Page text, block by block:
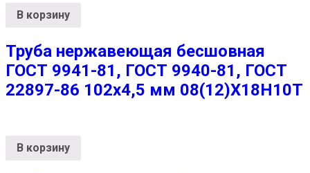
В корзину
Труба нержавеющая бесшовная
ГОСТ 9941-81, ГОСТ 9940-81, ГОСТ
22897-86 102х4,5 мм 08(12)Х18Н10Т
В корзину